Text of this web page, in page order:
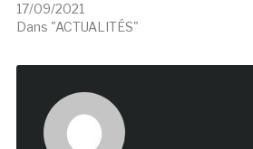
17/09/2021
Dans "ACTUALITÉS"